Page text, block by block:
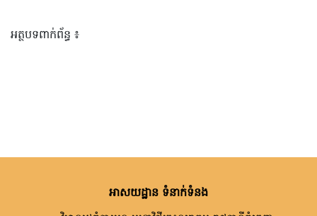
អត្ថបទពាក់ព័ន្ធ ៖
អាសយដ្ឋាន ទំនាក់ទំនង